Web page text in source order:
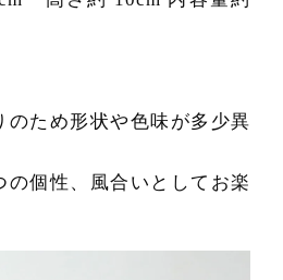
ため形状や色味が多少異
性、風合いとしてお楽